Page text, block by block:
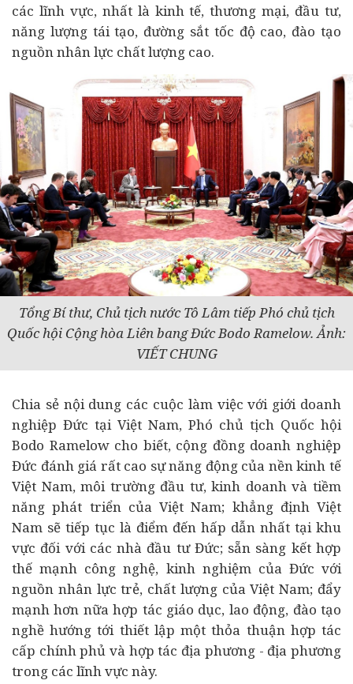
các lĩnh vực, nhất là kinh tế, thương mại, đầu tư,
năng lượng tái tạo, đường sắt tốc độ cao, đào tạo
nguồn nhân lực chất lượng cao.
Tổng Bí thư, Chủ tịch nước Tô Lâm tiếp Phó chủ tịch
Quốc hội Cộng hòa Liên bang Đức Bodo Ramelow. Ảnh:
VIẾT CHUNG
Chia sẻ nội dung các cuộc làm việc với giới doanh
nghiệp Đức tại Việt Nam, Phó chủ tịch Quốc hội
Bodo Ramelow cho biết, cộng đồng doanh nghiệp
Đức đánh giá rất cao sự năng động của nền kinh tế
Việt Nam, môi trường đầu tư, kinh doanh và tiềm
năng phát triển của Việt Nam; khẳng định Việt
Nam sẽ tiếp tục là điểm đến hấp dẫn nhất tại khu
vực đối với các nhà đầu tư Đức; sẵn sàng kết hợp
thế mạnh công nghệ, kinh nghiệm của Đức với
nguồn nhân lực trẻ, chất lượng của Việt Nam; đẩy
mạnh hơn nữa hợp tác giáo dục, lao động, đào tạo
nghề hướng tới thiết lập một thỏa thuận hợp tác
cấp chính phủ và hợp tác địa phương - địa phương
trong các lĩnh vực này.